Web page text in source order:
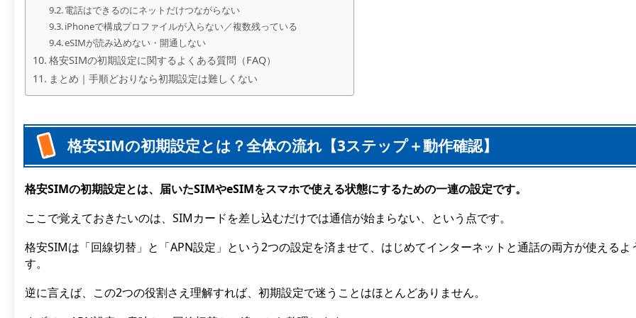
電話はできるのにネットだけつながらない
iPhoneで構成プロファイルが入らない／複数残っている
eSIMが読み込めない・開通しない
格安SIMの初期設定に関するよくある質問（FAQ）
まとめ｜手順どおりなら初期設定は難しくない
格安SIMの初期設定とは？全体の流れ【3ステップ＋動作確認】
格安SIMの初期設定とは、届いたSIMやeSIMをスマホで使える状態にするための一連の設定です。
ここで覚えておきたいのは、SIMカードを差し込むだけでは通信が始まらない、という点です。
格安SIMは「回線切替」と「APN設定」という2つの設定を済ませて、はじめてインターネットと通話の両方が使えるよ
す。
逆に言えば、この2つの役割さえ理解すれば、初期設定で迷うことはほとんどありません。